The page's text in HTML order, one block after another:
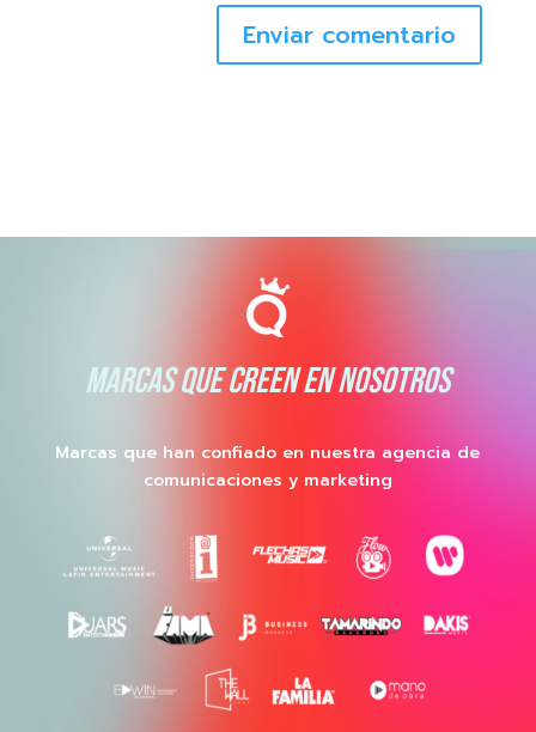
Enviar comentario
MARCAS QUE CREEN EN NOSOTROS
Marcas que han confiado en nuestra agencia de
comunicaciones y marketing